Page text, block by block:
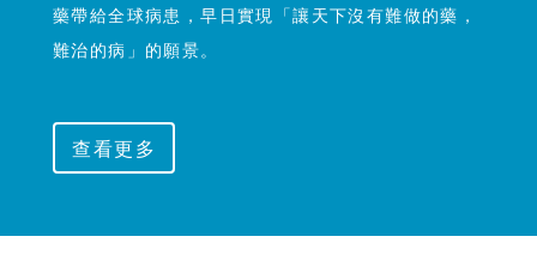
藥帶給全球病患，早日實現「讓天下沒有難做的藥，
難治的病」的願景。
查看更多